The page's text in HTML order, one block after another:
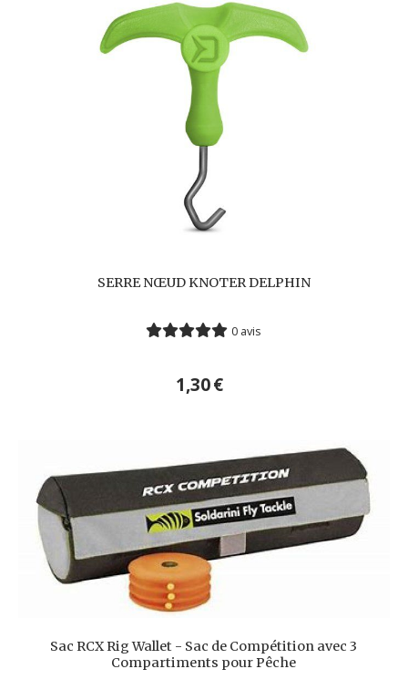
SERRE NŒUD KNOTER DELPHIN
0 avis
1,30€
Sac RCX Rig Wallet - Sac de Compétition avec 3
Compartiments pour Pêche